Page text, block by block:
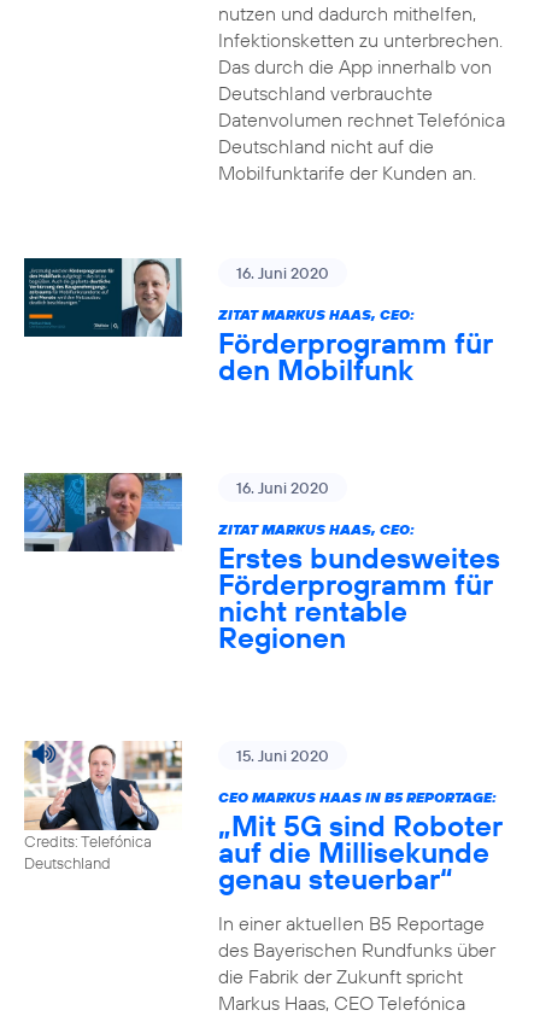
nutzen und dadurch mithelfen,
Infektionsketten zu unterbrechen.
Das durch die App innerhalb von
Deutschland verbrauchte
Datenvolumen rechnet Telefónica
Deutschland nicht auf die
Mobilfunktarife der Kunden an.
16. Juni 2020
ZITAT MARKUS HAAS, CEO:
Förderprogramm für
den Mobilfunk
16. Juni 2020
ZITAT MARKUS HAAS, CEO:
Erstes bundesweites
Förderprogramm für
nicht rentable
Regionen
Credits: Telefónica
Deutschland
15. Juni 2020
CEO MARKUS HAAS IN B5 REPORTAGE:
„Mit 5G sind Roboter
auf die Millisekunde
genau steuerbar“
In einer aktuellen B5 Reportage
des Bayerischen Rundfunks über
die Fabrik der Zukunft spricht
Markus Haas, CEO Telefónica